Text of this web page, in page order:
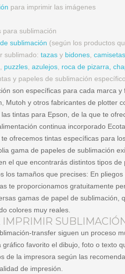
para imprimir las imágenes
para sublimación
sublimación (según los productos
sublimado: tazas y bidones,
, puzzles, azulejos, roca de pizarra,
y papeles de sublimación
son específicas para cada marca
Mutoh y otros fabricantes de plotter
tintas para Epson, de la que te
continua incorporado
ofrecemos tintas específicas para
gama de papeles de sublimación
el que encontrarás distintos tipos
los tamaños que precises: En
te proporcionamos gratuitamente
gamas de papel de
colores muy reales.
IMPRIMIR
transfer siguen un proceso
favorito el dibujo, foto o texto
de la impresora según las
de impresión.